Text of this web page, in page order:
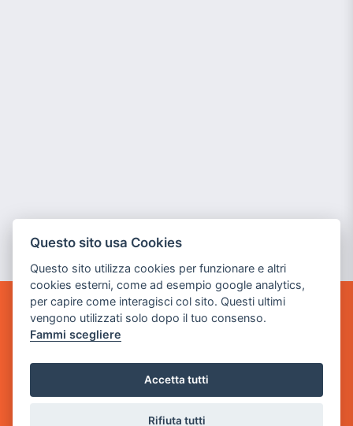
GAME WARP
BY POWER GAME SRL
Sede Legale
via Villaggio dei Platani, 3
- 25014 Castenedolo, Brescia
Questo sito usa Cookies
Questo sito utilizza cookies per funzionare e altri
cookies esterni, come ad esempio google analytics,
per capire come interagisci col sito. Questi ultimi
vengono utilizzati solo dopo il tuo consenso.
Fammi scegliere
Accetta tutti
Rifiuta tutti